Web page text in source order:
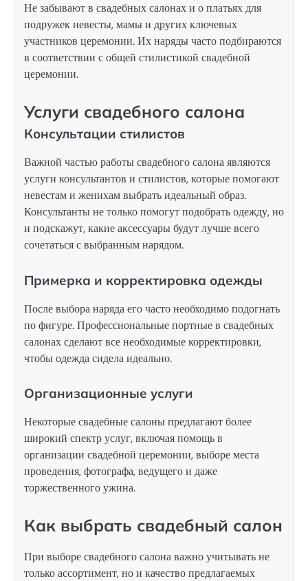
Не забывают в свадебных салонах и о платьях для
подружек невесты, мамы и других ключевых
участников церемонии. Их наряды часто подбираются
в соответствии с общей стилистикой свадебной
церемонии.
Услуги свадебного салона
Консультации стилистов
Важной частью работы свадебного салона являются
услуги консультантов и стилистов, которые помогают
невестам и женихам выбрать идеальный образ.
Консультанты не только помогут подобрать одежду, но
и подскажут, какие аксессуары будут лучше всего
сочетаться с выбранным нарядом.
Примерка и корректировка одежды
После выбора наряда его часто необходимо подогнать
по фигуре. Профессиональные портные в свадебных
салонах сделают все необходимые корректировки,
чтобы одежда сидела идеально.
Организационные услуги
Некоторые свадебные салоны предлагают более
широкий спектр услуг, включая помощь в
организации свадебной церемонии, выборе места
проведения, фотографа, ведущего и даже
торжественного ужина.
Как выбрать свадебный салон
При выборе свадебного салона важно учитывать не
только ассортимент, но и качество предлагаемых